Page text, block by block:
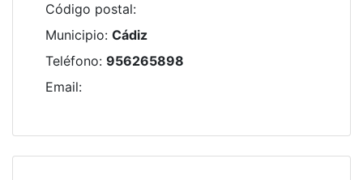
Código postal:
Municipio: Cádiz
Teléfono: 956265898
Email: